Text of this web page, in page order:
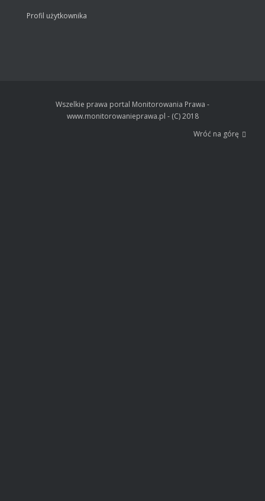
Profil użytkownika
Wszelkie prawa portal Monitorowania Prawa -
www.monitorowanieprawa.pl - (C) 2018
Wróć na górę